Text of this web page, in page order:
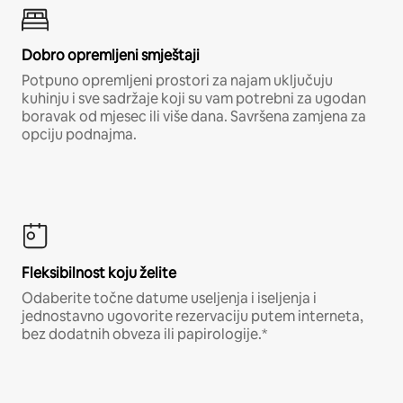
Dobro opremljeni smještaji
Potpuno opremljeni prostori za najam uključuju
kuhinju i sve sadržaje koji su vam potrebni za ugodan
boravak od mjesec ili više dana. Savršena zamjena za
opciju podnajma.
Fleksibilnost koju želite
Odaberite točne datume useljenja i iseljenja i
jednostavno ugovorite rezervaciju putem interneta,
bez dodatnih obveza ili papirologije.*